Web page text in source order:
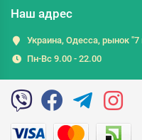
Наш адрес
Украина, Одесса, рынок "7
Пн-Вс 9.00 - 22.00